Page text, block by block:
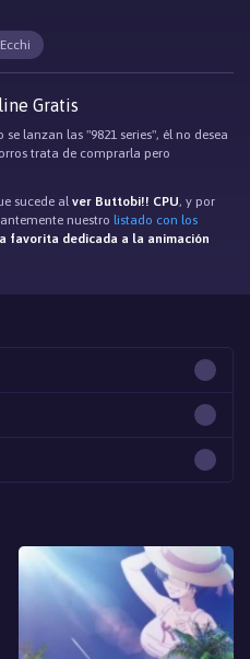
Ecchi
Gratis
lanzan las "9821 series", él no desea
trata de comprarla pero
sucede alver Buttobi!! CPU, y por
nuestro listado con los
favorita dedicada a la animación